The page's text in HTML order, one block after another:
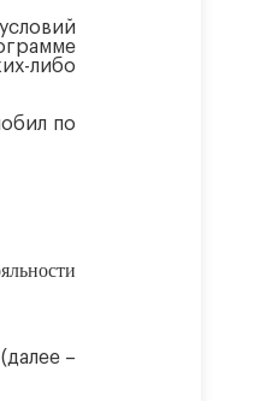
либо
по
–